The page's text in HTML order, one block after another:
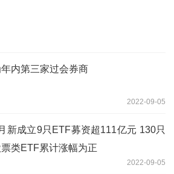
内第三家过会券商
2022-09-05
新成立9只ETF募资超111亿元 130只
票类ETF累计涨幅为正
2022-09-05